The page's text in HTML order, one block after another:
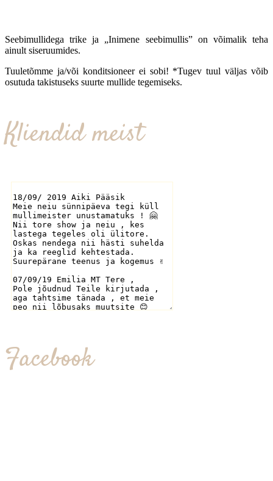
Seebimullidega trike ja „Inimene seebimullis” on võimalik teha
ainult siseruumides.
Tuuletõmme ja/või konditsioneer ei sobi! *Tugev tuul väljas võib
osutuda takistuseks suurte mullide tegemiseks.
Kliendid meist
Facebook